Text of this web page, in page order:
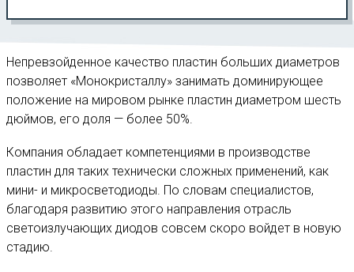
Непревзойденное качество пластин больших диаметров
позволяет «Монокристаллу» занимать доминирующее
положение на мировом рынке пластин диаметром шесть
дюймов, его доля — более 50%.
Компания обладает компетенциями в производстве
пластин для таких технически сложных применений, как
мини- и микросветодиоды. По словам специалистов,
благодаря развитию этого направления отрасль
светоизлучающих диодов совсем скоро войдет в новую
стадию.